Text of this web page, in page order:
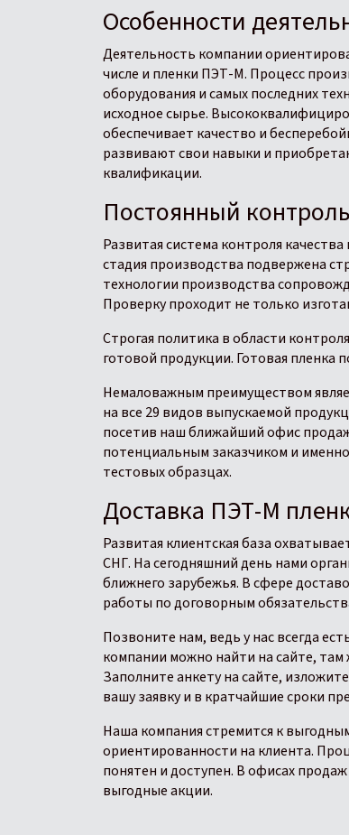
Особенности
Деятельность компании
числе и пленки ПЭТ-М. Процесс
оборудования и самых последних
исходное сырье.
обеспечивает качество и
развивают свои навыки и
квалификации.
Постоянный
Развитая система контроля
стадия производства подвержена
технологии производства
Проверку проходит не только
Строгая политика в области
готовой продукции. Готовая
Немаловажным преимуществом
на все 29 видов выпускаемой
посетив наш ближайший офис
потенциальным заказчиком и
тестовых образцах.
Доставка ПЭТ-М
Развитая клиентская база
СНГ. На сегодняшний день нами
ближнего зарубежья. В сфере
работы по договорным
Позвоните нам, ведь у нас всегда
компании можно найти на сайте, там
Заполните анкету на сайте,
вашу заявку и в кратчайшие сроки
Наша компания стремится к
ориентированности на клиента.
понятен и доступен. В офисах
выгодные акции.